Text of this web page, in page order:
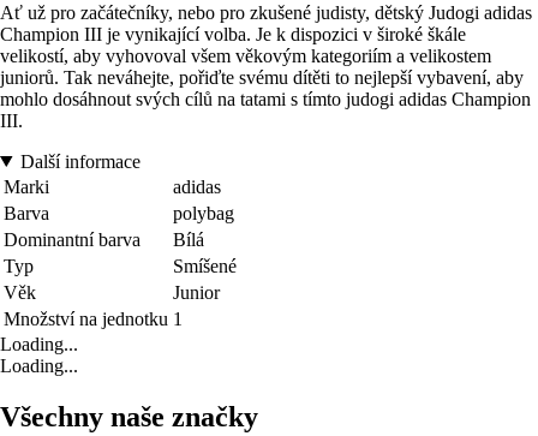
Ať už pro začátečníky, nebo pro zkušené judisty, dětský Judogi adidas
Champion III je vynikající volba. Je k dispozici v široké škále
velikostí, aby vyhovoval všem věkovým kategoriím a velikostem
juniorů. Tak neváhejte, pořiďte svému dítěti to nejlepší vybavení, aby
mohlo dosáhnout svých cílů na tatami s tímto judogi adidas Champion
III.
Další informace
Marki
adidas
Barva
polybag
Dominantní barva
Bílá
Typ
Smíšené
Věk
Junior
Množství na jednotku 1
Loading...
Loading...
Všechny naše značky